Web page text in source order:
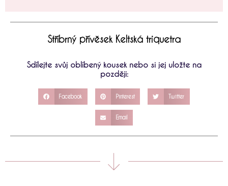
Stříbrný přívěsek Keltská triquetra
Sdílejte svůj oblíbený kousek nebo si jej uložte na
později:
Facebook Pinterest Twitter
Email